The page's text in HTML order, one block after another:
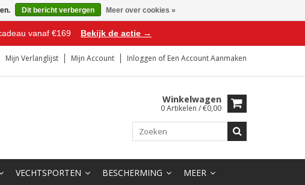
vanaf €169 Bekijk de actie →
Mijn Verlanglijst Mijn Account Inloggen of Een Account Aanmaken
Winkelwagen
0 Artikelen / €0,00
VECHTSPORTEN BESCHERMING MEER
Dit bericht verbergen Meer over cookies »